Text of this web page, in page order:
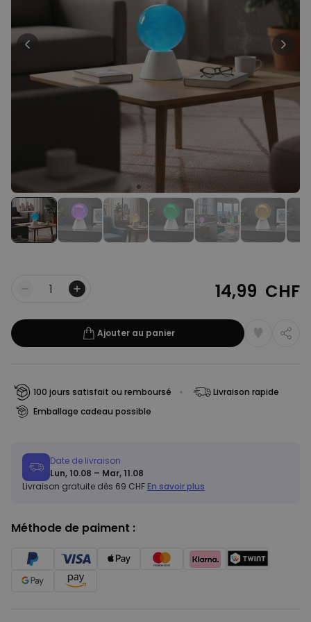
Personnalisable
T-shirt personnalisé avec
votre dessin devant et
plus de 2.200
exemplaires
vendus
34,99 CHF
Personnalisable
Verre à vin personnalisé avec
plus de
6.000
Personnalisable
Serviette personnalisée avec
boisson et texte
plus de
10.000
exemplaires
vendus
39,99 CHF
Quantité 14,99 CHF
Ajouter au panier
100 jours satisfait ou remboursé
Livraison rapide
Emballage cadeau possible
Date de livraison
Lun, 10.08 – Mar, 11.08
Livraison gratuite dès 69 CHF En savoir plus
Méthode de paiment :